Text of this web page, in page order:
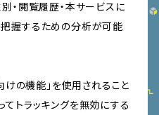
・閲覧履歴・本サービスに
握するための分析が可能
の機能」を使用されること
てトラッキングを無効にする